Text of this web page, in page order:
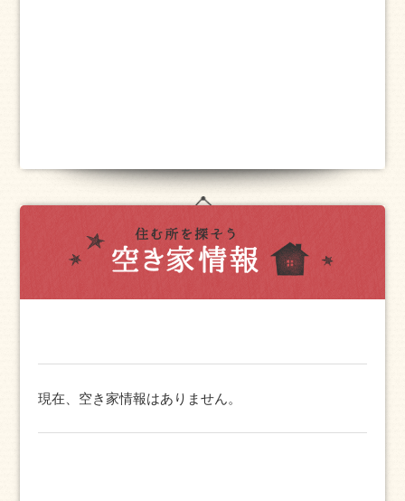
現在、空き家情報はありません。